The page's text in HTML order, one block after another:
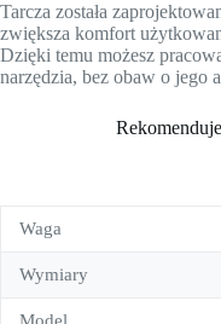
Tarcza została
zwiększa komfort
Dzięki temu możesz
narzędzia, bez obaw o jego
Waga
Wymiary